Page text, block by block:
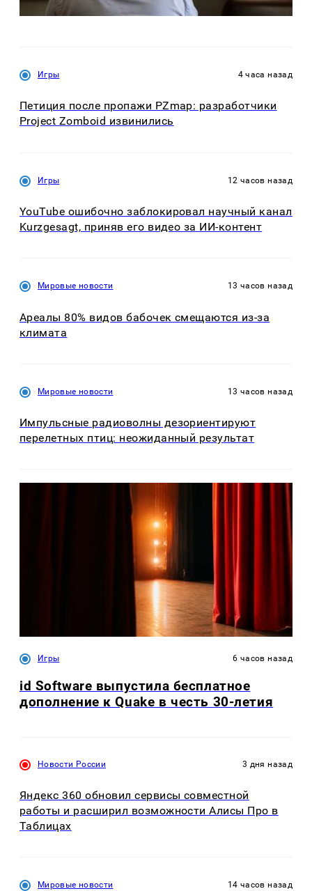
Игры 4 часа назад
Петиция после пропажи PZmap: разработчики
Project Zomboid извинились
Игры 12 часов назад
YouTube ошибочно заблокировал научный канал
Kurzgesagt, приняв его видео за ИИ-контент
Мировые новости 13 часов назад
Ареалы 80% видов бабочек смещаются из-за
климата
Мировые новости 13 часов назад
Импульсные радиоволны дезориентируют
перелетных птиц: неожиданный результат
Игры 6 часов назад
id Software выпустила бесплатное
дополнение к Quake в честь 30-летия
Новости России 3 дня назад
Яндекс 360 обновил сервисы совместной
работы и расширил возможности Алисы Про в
Таблицах
Мировые новости 14 часов назад